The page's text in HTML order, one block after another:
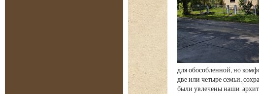
для обособленной, но
две или четыре семьи,
были увлечены наши